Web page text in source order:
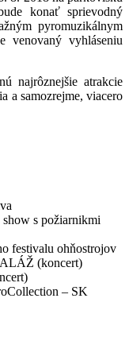
konať sprievodný
pyromuzikálnym
venovaný vyhláseniu
najrôznejšie atrakcie
a samozrejme, viacero
s požiarnikmi
festivalu ohňostrojov
(koncert)
– SK